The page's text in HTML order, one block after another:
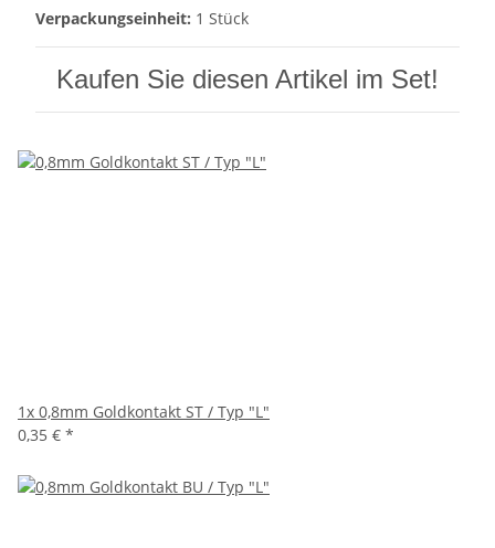
Verpackungseinheit: 1 Stück
Kaufen Sie diesen Artikel im Set!
1x 0,8mm Goldkontakt ST / Typ "L"
0,35 € *